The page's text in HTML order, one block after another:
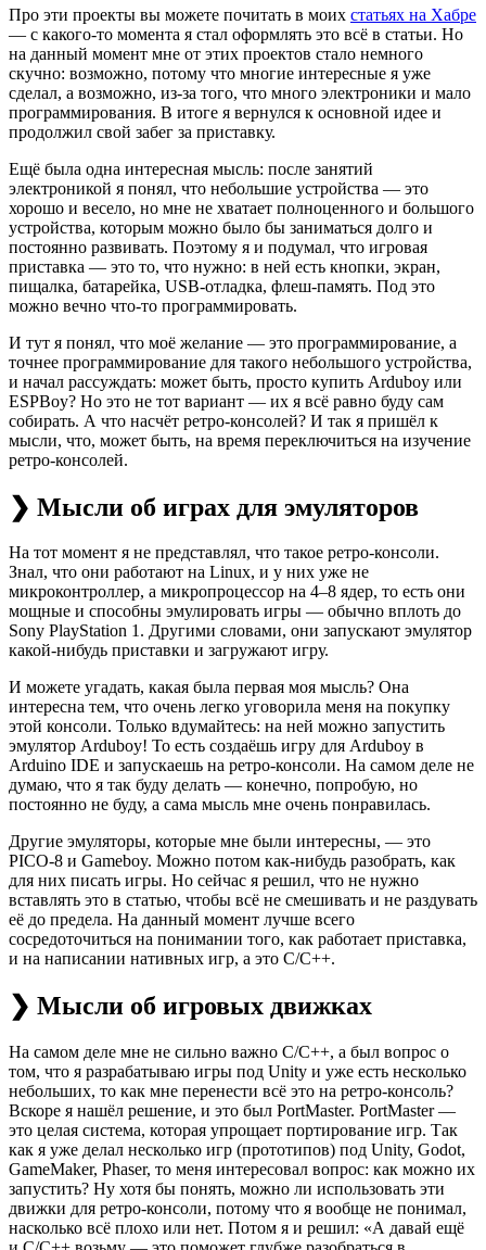
Про эти проекты вы можете почитать в моих статьях на Хабре
— с какого-то момента я стал оформлять это всё в статьи. Но
на данный момент мне от этих проектов стало немного
скучно: возможно, потому что многие интересные я уже
сделал, а возможно, из-за того, что много электроники и мало
программирования. В итоге я вернулся к основной идее и
продолжил свой забег за приставку.
Ещё была одна интересная мысль: после занятий
электроникой я понял, что небольшие устройства — это
хорошо и весело, но мне не хватает полноценного и большого
устройства, которым можно было бы заниматься долго и
постоянно развивать. Поэтому я и подумал, что игровая
приставка — это то, что нужно: в ней есть кнопки, экран,
пищалка, батарейка, USB-отладка, флеш-память. Под это
можно вечно что-то программировать.
И тут я понял, что моё желание — это программирование, а
точнее программирование для такого небольшого устройства,
и начал рассуждать: может быть, просто купить Arduboy или
ESPBoy? Но это не тот вариант — их я всё равно буду сам
собирать. А что насчёт ретро-консолей? И так я пришёл к
мысли, что, может быть, на время переключиться на изучение
ретро-консолей.
❯ Мысли об играх для эмуляторов
На тот момент я не представлял, что такое ретро-консоли.
Знал, что они работают на Linux, и у них уже не
микроконтроллер, а микропроцессор на 4–8 ядер, то есть они
мощные и способны эмулировать игры — обычно вплоть до
Sony PlayStation 1. Другими словами, они запускают эмулятор
какой-нибудь приставки и загружают игру.
И можете угадать, какая была первая моя мысль? Она
интересна тем, что очень легко уговорила меня на покупку
этой консоли. Только вдумайтесь: на ней можно запустить
эмулятор Arduboy! То есть создаёшь игру для Arduboy в
Arduino IDE и запускаешь на ретро-консоли. На самом деле не
думаю, что я так буду делать — конечно, попробую, но
постоянно не буду, а сама мысль мне очень понравилась.
Другие эмуляторы, которые мне были интересны, — это
PICO-8 и Gameboy. Можно потом как-нибудь разобрать, как
для них писать игры. Но сейчас я решил, что не нужно
вставлять это в статью, чтобы всё не смешивать и не раздувать
её до предела. На данный момент лучше всего
сосредоточиться на понимании того, как работает приставка,
и на написании нативных игр, а это C/C++.
❯ Мысли об игровых движках
На самом деле мне не сильно важно C/C++, а был вопрос о
том, что я разрабатываю игры под Unity и уже есть несколько
небольших, то как мне перенести всё это на ретро-консоль?
Вскоре я нашёл решение, и это был PortMaster. PortMaster —
это целая система, которая упрощает портирование игр. Так
как я уже делал несколько игр (прототипов) под Unity, Godot,
GameMaker, Phaser, то меня интересовал вопрос: как можно их
запустить? Ну хотя бы понять, можно ли использовать эти
движки для ретро-консоли, потому что я вообще не понимал,
насколько всё плохо или нет. Потом я и решил: «А давай ещё